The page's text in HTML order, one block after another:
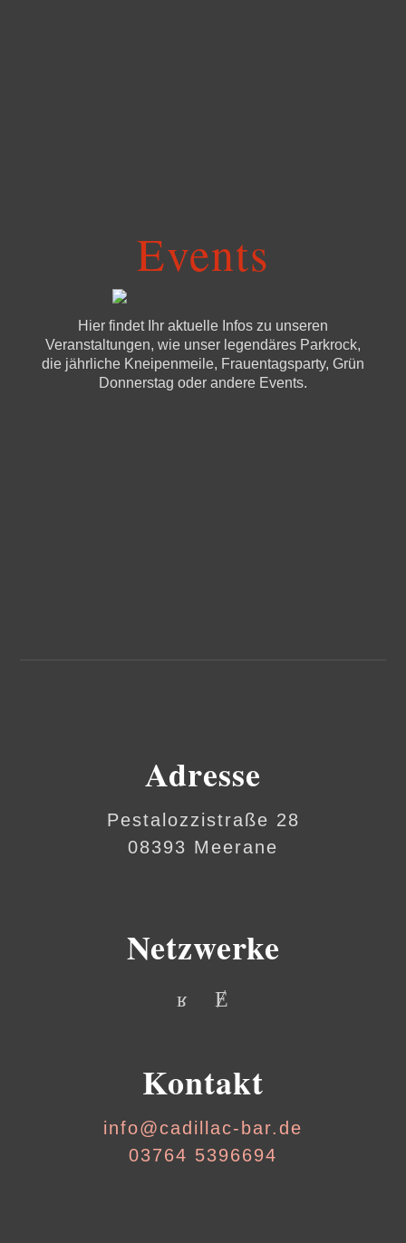
Events
Hier findet Ihr aktuelle Infos zu unseren
Veranstaltungen, wie unser legendäres Parkrock,
die jährliche Kneipenmeile, Frauentagsparty, Grün
Donnerstag oder andere Events.
Adresse
Pestalozzistraße 28
08393 Meerane
Netzwerke
Kontakt
info@cadillac-bar.de
03764 5396694